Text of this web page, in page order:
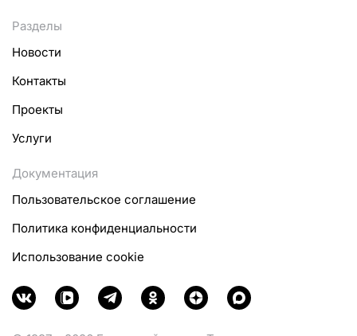
Разделы
Новости
Контакты
Проекты
Услуги
Документация
Пользовательское соглашение
Политика конфиденциальности
Использование cookie